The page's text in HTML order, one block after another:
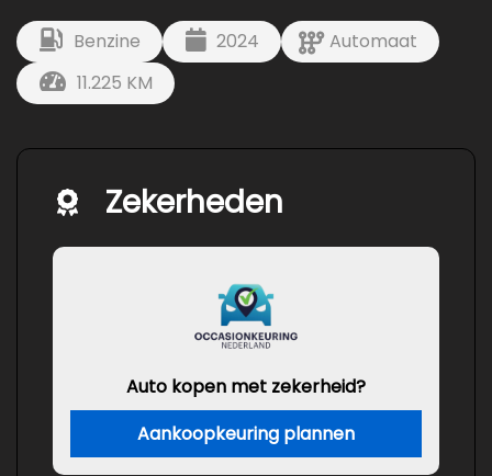
Benzine 2024
Automaat
11.225 KM
Zekerheden
Auto kopen met zekerheid?
Aankoopkeuring plannen